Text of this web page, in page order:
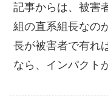
記事からは、被害
組の直系組長なの
長が被害者で有れ
なら、インパクト